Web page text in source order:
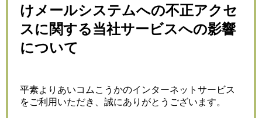
けメールシステムへの不正アクセ
スに関する当社サービスへの影響
について
平素よりあいコムこうかのインターネットサービス
をご利用いただき、誠にありがとうございます。